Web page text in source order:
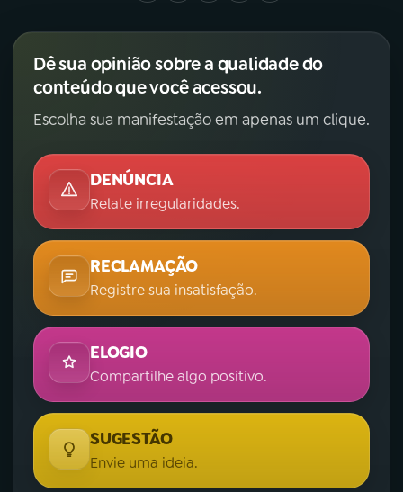
Dê sua opinião sobre a qualidade do
conteúdo que você acessou.
Escolha sua manifestação em apenas um clique.
DENÚNCIA
Relate irregularidades.
RECLAMAÇÃO
Registre sua insatisfação.
ELOGIO
Compartilhe algo positivo.
SUGESTÃO
Envie uma ideia.